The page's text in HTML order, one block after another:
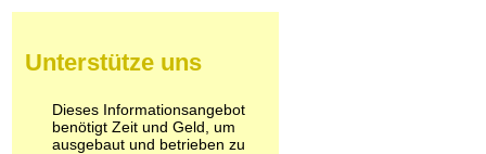
Pilze
Psychopharmaka
Schlafmittel
Schmerzmittel
Unterstütze uns
Dieses Informationsangebot
benötigt Zeit und Geld, um
ausgebaut und betrieben zu